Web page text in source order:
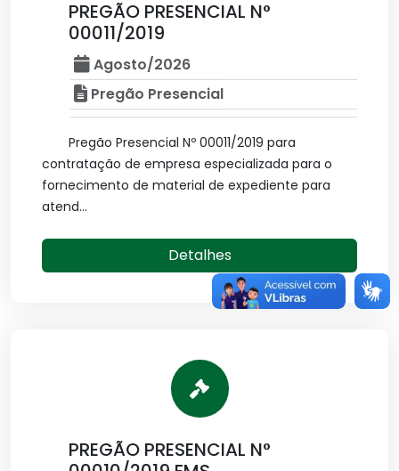
PREGÃO PRESENCIAL N°
00011/2019
Agosto/2026
Pregão Presencial
Pregão Presencial Nº 00011/2019 para
contratação de empresa especializada para o
fornecimento de material de expediente para
atend...
Detalhes
PREGÃO PRESENCIAL N°